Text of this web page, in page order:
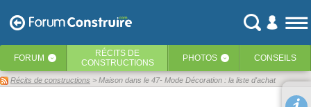
FORUM ‹ RÉCITS DE
CONSTRUCTIONS
PHOTOS ‹ CONSEILS
Récits de constructions > Maison dans le 47- Mode Décoration : la liste d'achat